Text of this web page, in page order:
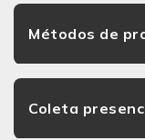
Métodos de
Coleta